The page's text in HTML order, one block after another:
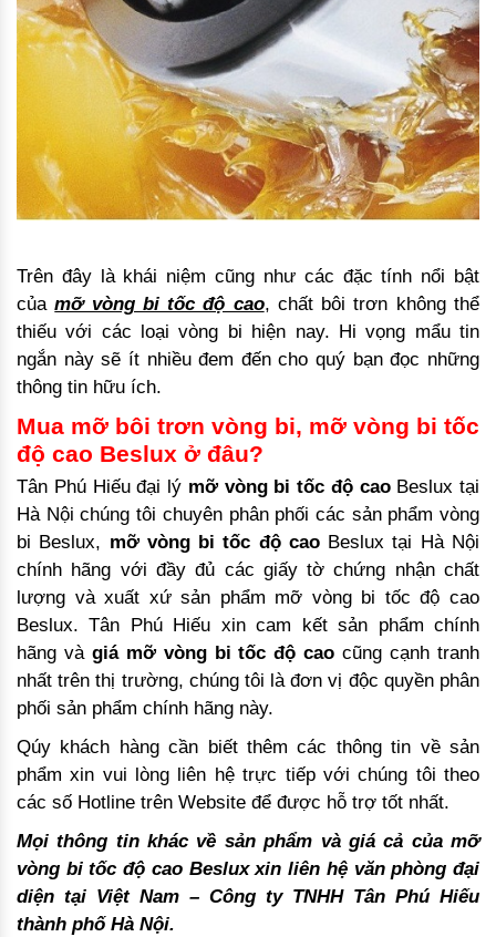
Trên đây là khái niệm cũng như các đặc tính nổi bật
củamỡ vòng bi tốc độ cao, chất bôi trơn không thể
thiếu với các loại vòng bi hiện nay. Hi vọng mẩu tin
ngắn này sẽ ít nhiều đem đến cho quý bạn đọc những
thông tin hữu ích.
Mua mỡ bôi trơn vòng bi, mỡ vòng bi tốc
độ cao Beslux ở đâu?
Tân Phú Hiếu đại lý mỡ vòng bi tốc độ caoBeslux tại
Hà Nội chúng tôi chuyên phân phối các sản phẩm vòng
bi Beslux, mỡ vòng bi tốc độ caoBeslux tại Hà Nội
chính hãng với đầy đủ các giấy tờ chứng nhận chất
lượng và xuất xứ sản phẩm mỡ vòng bi tốc độ cao
Beslux. Tân Phú Hiếu xin cam kết sản phẩm chính
hãng và giá mỡ vòng bi tốc độ cao cũng cạnh tranh
nhất trên thị trường, chúng tôi là đơn vị độc quyền phân
phối sản phẩm chính hãng này.
Qúy khách hàng cần biết thêm các thông tin về sản
phẩm xin vui lòng liên hệ trực tiếp với chúng tôi theo
các số Hotline trên Website để được hỗ trợ tốt nhất.
Mọi thông tin khác về sản phẩm và giá cả của mỡ
vòng bi tốc độ cao Beslux xin liên hệ văn phòng đại
diện tại Việt Nam – Công ty TNHH Tân Phú Hiếu
thành phố Hà Nội.